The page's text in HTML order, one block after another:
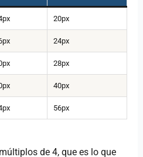
20px
24px
28px
40px
56px
de 4, que es lo que